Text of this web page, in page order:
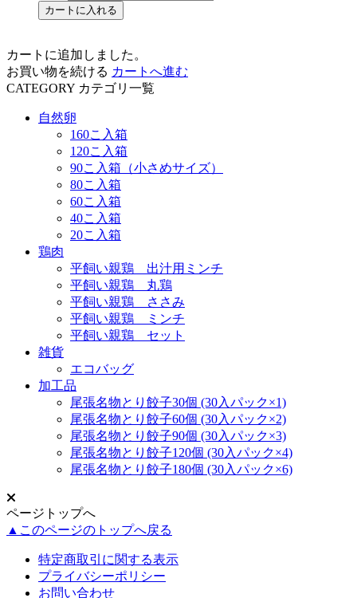
カートに入れる
カートに追加しました。
お買い物を続ける カートへ進む
CATEGORY カテゴリ一覧
自然卵
160こ入箱
120こ入箱
90こ入箱（小さめサイズ）
80こ入箱
60こ入箱
40こ入箱
20こ入箱
鶏肉
平飼い親鶏 出汁用ミンチ
平飼い親鶏 丸鶏
平飼い親鶏 ささみ
平飼い親鶏 ミンチ
平飼い親鶏 セット
雑貨
エコバッグ
加工品
尾張名物とり餃子30個 (30入パック×1)
尾張名物とり餃子60個 (30入パック×2)
尾張名物とり餃子90個 (30入パック×3)
尾張名物とり餃子120個 (30入パック×4)
尾張名物とり餃子180個 (30入パック×6)
ページトップへ
▲このページのトップへ戻る
特定商取引に関する表示
プライバシーポリシー
お問い合わせ